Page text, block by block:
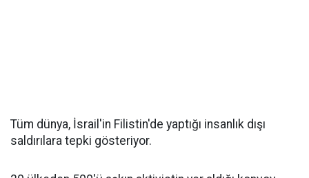
Tüm dünya, İsrail'in Filistin'de yaptığı insanlık dışı
saldırılara tepki gösteriyor.